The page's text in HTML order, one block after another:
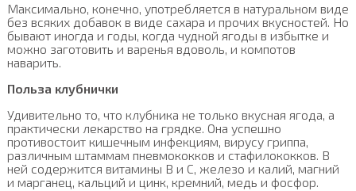
Максимально, конечно, употребляется в натуральном виде
без всяких добавок в виде сахара и прочих вкусностей. Но
бывают иногда и годы, когда чудной ягоды в избытке и
можно заготовить и варенья вдоволь, и компотов
наварить.
Польза клубнички
Удивительно то, что клубника не только вкусная ягода, а
практически лекарство на грядке. Она успешно
противостоит кишечным инфекциям, вирусу гриппа,
различным штаммам пневмококков и стафилококков. В
ней содержится витамины В и С, железо и калий, магний
и марганец, кальций и цинк, кремний, медь и фосфор.